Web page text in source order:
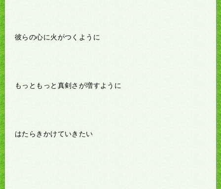
彼らの心に火がつくように
もっともっと真剣さが増すように
はたらきかけていきたい